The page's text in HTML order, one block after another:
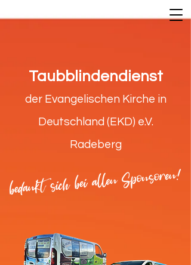
Taubblindendienst
der Evangelischen Kirche in
Deutschland (EKD) e.V.
Radeberg